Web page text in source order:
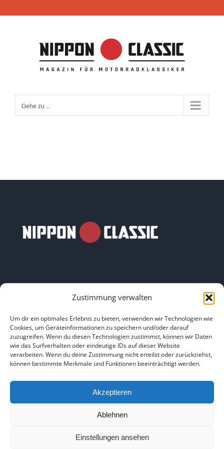
Zustimmung verwalten
Um dir ein optimales Erlebnis zu bieten, verwenden wir Technologien wie
Cookies, um Geräteinformationen zu speichern und/oder darauf
zuzugreifen. Wenn du diesen Technologien zustimmst, können wir Daten
wie das Surfverhalten oder eindeutige IDs auf dieser Website
verarbeiten. Wenn du deine Zustimmung nicht erteilst oder zurückziehst,
können bestimmte Merkmale und Funktionen beeinträchtigt werden.
Akzeptieren
Ablehnen
Einstellungen ansehen
Inhalt
Gehe zu ...
HOME|ÜBER UNS|IMPRESSUM |DATENSCHUTZ
BILDNACHWEISE
Copyright 2025